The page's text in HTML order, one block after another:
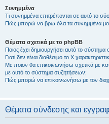
Συνημμένα
Τι συνημμένα επιτρέπονται σε αυτό το
Πώς μπορώ να βρω όλα τα συνημμένα
Θέματα σχετικά με το phpBB
Ποιος έχει δημιουργήσει αυτό το
Γιατί δεν είναι διαθέσιμο το Χ
Με ποιον θα επικοινωνήσω σχετικά με
με αυτό το σύστημα συζητήσεων;
Πώς μπορώ να επικοινωνήσω με τον
Θέματα σύνδεσης και